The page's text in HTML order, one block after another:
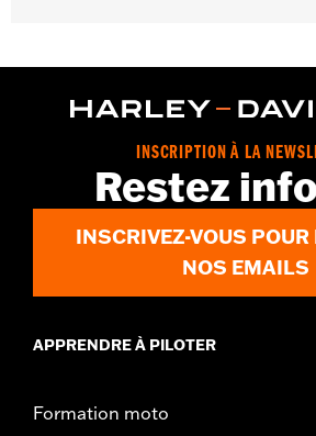
Caractéristiques fonctionnelles:Tour
sur le devant
2 year limited warranty – Go
d.com/warranty
for full details
Imported
INSCRIPTION À LA
Restez
INSCRIVEZ-VOUS POUR
NOS EMAILS
APPRENDRE À PILOTER
Formation moto